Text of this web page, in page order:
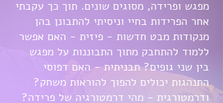
מפגש ופרידה, מסוגים שונים. תוך כך עקבתי
אחר הפרידות בחיי וניסיתי להתבונן בהן
מנקודות מבט חדשות - פיזית - האם אפשר
ללמוד להתחבק מתוך התבוננות על מפגש
בין שני גופים? תבניתית - האם דפוסי
התנהגות יכולים להפוך להוראות משחק?
ודרמטורגית - מהי דרמטורגיה של פרידה?